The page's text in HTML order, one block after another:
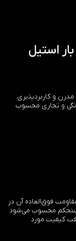
استیل
مدرن و کاربردپذیری
و تجاری محسوب
فوق‌العاده آن در
مستحکم محسوب می‌شود
کیفیت مورد